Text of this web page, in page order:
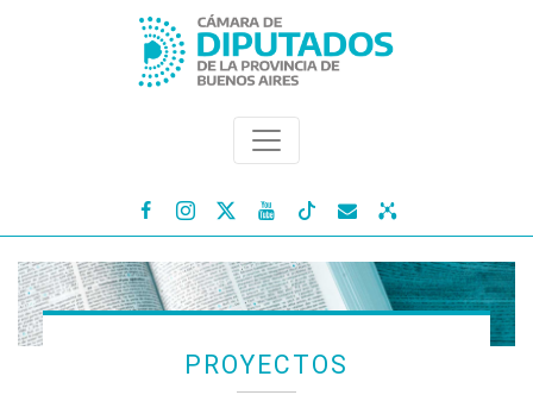
   
PROYECTOS